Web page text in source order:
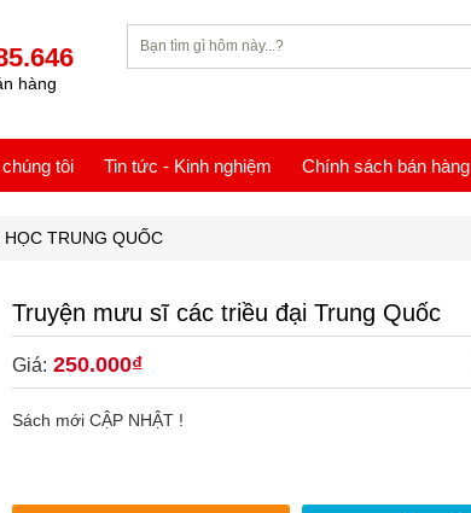
hàng
tôi Tin tức - Kinh nghiệm Chính sách bán hàng
HỌC TRUNG QUỐC
Truyện mưu sĩ các triều đại Trung Quốc
Giá: 250.000₫
Sách mới CẬP NHẬT !